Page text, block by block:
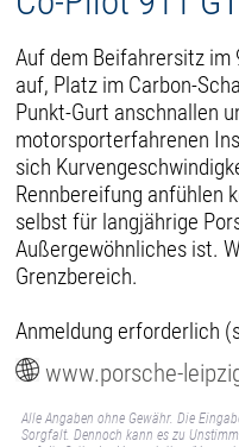
Auf dem Beifahrersitz im
auf, Platz im Carbon-
Punkt-Gurt anschnallen
motorsporterfahrenen
sich
Rennbereifung anfühlen
selbst für langjährige
Außergewöhnliches ist.
Grenzbereich.
Anmeldung erforderlich
www.porsche-
Alle Angaben ohne Gewähr. Die
Sorgfalt. Dennoch kann es zu